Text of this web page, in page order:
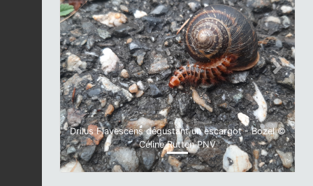
Drilus Flavescens dégustant un escargot - Bozel ©
Céline Rutten PNV
Previous Next